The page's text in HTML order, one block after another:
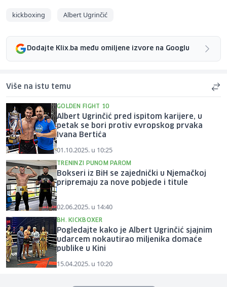
kickboxing Albert Ugrinčić
Dodajte Klix.ba među omiljene izvore na Googlu
Više na istu temu
GOLDEN FIGHT 10
Albert Ugrinčić pred ispitom karijere, u
petak se bori protiv evropskog prvaka
Ivana Bertića
01.10.2025. u 10:25
TRENINZI PUNOM PAROM
Bokseri iz BiH se zajednički u Njemačkoj
pripremaju za nove pobjede i titule
02.06.2025. u 14:40
BH. KICKBOXER
Pogledajte kako je Albert Ugrinčić sjajnim
udarcem nokautirao miljenika domaće
publike u Kini
15.04.2025. u 10:20